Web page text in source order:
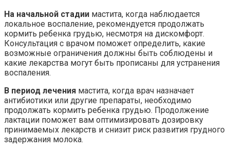
На начальной стадии мастита, когда наблюдается
локальное воспаление, рекомендуется продолжать
кормить ребенка грудью, несмотря на дискомфорт.
Консультация с врачом поможет определить, какие
возможные ограничения должны быть соблюдены и
какие лекарства могут быть прописаны для устранения
воспаления.
В период лечения мастита, когда врач назначает
антибиотики или другие препараты, необходимо
продолжать кормить ребенка грудью. Продолжение
лактации поможет вам оптимизировать дозировку
принимаемых лекарств и снизит риск развития грудного
задержания молока.